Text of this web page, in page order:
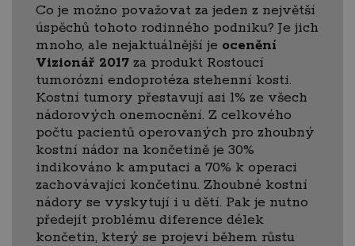
Co je možno považovat za jeden z největší
úspěchů tohoto rodinného podniku? Je jich
mnoho, ale nejaktuálnější je ocenění
Vizionář 2017 za produkt Rostoucí
tumorózní endoprotéza stehenní kosti.
Kostní tumory přestavují asi 1% ze všech
nádorových onemocnění. Z celkového
počtu pacientů operovaných pro zhoubný
kostní nádor na končetině je 30%
indikováno k amputaci a 70% k operaci
zachovávající končetinu. Zhoubné kostní
nádory se vyskytují i u dětí. Pak je nutno
předejít problému diference délek
končetin, který se projeví během růstu